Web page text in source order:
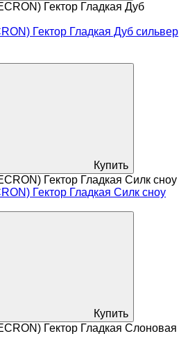
Гектор Гладкая Дуб сильвер
Купить
Гектор Гладкая Силк сноу
Купить